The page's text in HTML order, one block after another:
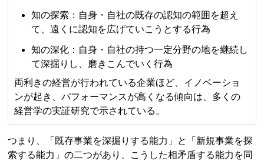
知の探索：自身・自社の既存の認知の範囲を超え
て、遠くに認知を広げていこうとする行為
知の深化：自身・自社の持つ一定分野の地を継続し
て深掘りし、磨きこんでいく行為
両利きの経営が行われている企業ほど、イノベーショ
ンが起き、パフォーマンスが高くなる傾向は、多くの
経営学の実証研究で示されている。
つまり、「既存事業を深掘りする能力」と「新規事業を探
索する能力」の二つがあり、こうした相矛盾する能力を同